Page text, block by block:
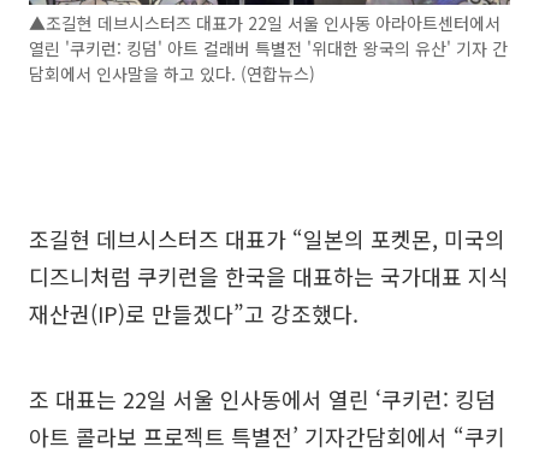
▲조길현 데브시스터즈 대표가 22일 서울 인사동 아라아트센터에서
열린 '쿠키런: 킹덤' 아트 컬래버 특별전 '위대한 왕국의 유산' 기자 간
담회에서 인사말을 하고 있다. (연합뉴스)
조길현 데브시스터즈 대표가 “일본의 포켓몬, 미국의
디즈니처럼 쿠키런을 한국을 대표하는 국가대표 지식
재산권(IP)로 만들겠다”고 강조했다.
조 대표는 22일 서울 인사동에서 열린 ‘쿠키런: 킹덤
아트 콜라보 프로젝트 특별전’ 기자간담회에서 “쿠키